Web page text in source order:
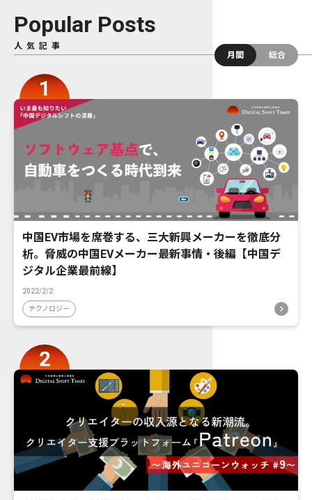
Popular Posts
人気記事
月間
総合
中国EV市場を席巻する、三大新興メーカーを徹底分
析。脅威の中国EVメーカー最新事情・後編【中国デ
ジタル企業最前線】
2022/2/2
テクノロジー